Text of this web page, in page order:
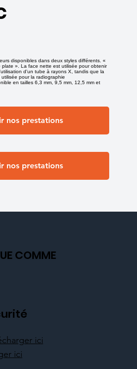
disponibles dans deux styles différents. «
». La face nette est utilisée pour obtenir
d'un tube à rayons X, tandis que la
pour la radiographie
en tailles 6,3 mm, 9,5 mm, 12,5 mm et
nos prestations
nos prestations
COMME
ici
ici